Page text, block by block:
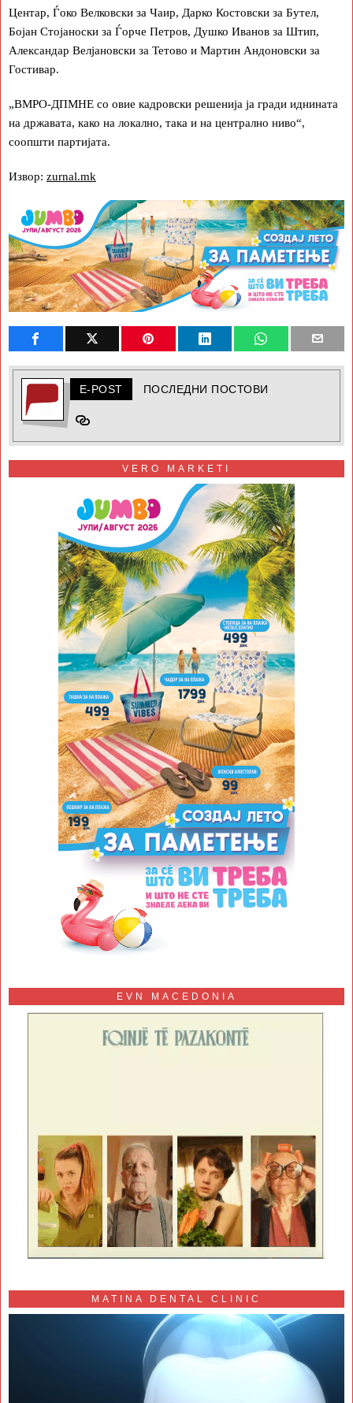
Центар, Ѓоко Велковски за Чаир, Дарко Костовски за Бутел,
Бојан Стојаноски за Ѓорче Петров, Душко Иванов за Штип,
Александар Велјановски за Тетово и Мартин Андоновски за
Гостивар.
„ВМРО-ДПМНЕ со овие кадровски решенија ја гради иднината
на државата, како на локално, така и на централно ниво“,
соопшти партијата.
Извор: zurnal.mk
E-POST ПОСЛЕДНИ ПОСТОВИ
VERO MARKETI
EVN MACEDONIA
MATINA DENTAL CLINIC